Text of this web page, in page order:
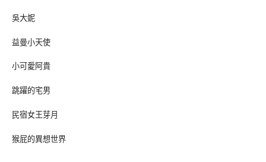
吳大妮
益曼小天使
小可愛阿貴
跳躍的宅男
民宿女王芽月
猴屁的異想世界